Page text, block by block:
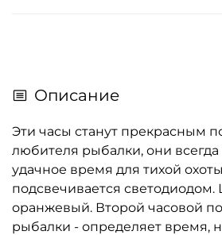
Описание
Эти часы станут прекрасным
любителя рыбалки, они всегда
удачное время для тихой
подсвечивается светодиодом.
оранжевый. Второй часовой
рыбалки - определяет время,